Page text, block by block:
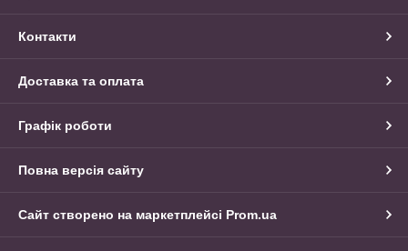
Контакти
Доставка та оплата
Графік роботи
Повна версія сайту
Сайт створено на маркетплейсі Prom.ua